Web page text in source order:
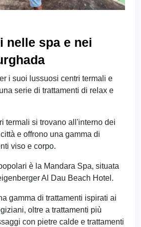
nelle spa e nei
i suoi lussuosi centri termali e
serie di trattamenti di relax e
termali si trovano all'interno dei
e offrono una gamma di
viso e corpo.
è la Mandara Spa, situata
Al Dau Beach Hotel.
gamma di trattamenti ispirati ai
oltre a trattamenti più
con pietre calde e trattamenti